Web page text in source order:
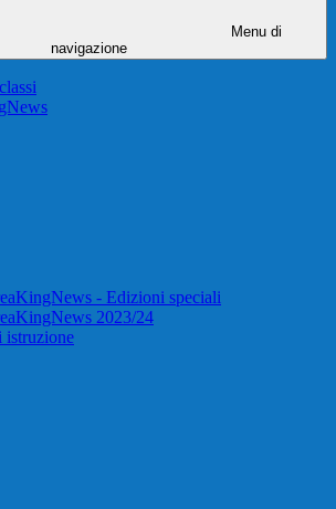
Menu di
navigazione
- Edizioni speciali
2023/24
istruzione